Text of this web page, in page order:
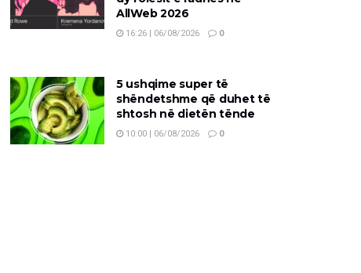
AllWeb 2026
16:26 | 06/08/2026 0
5 ushqime super të
shëndetshme që duhet të
shtosh në dietën tënde
10:00 | 06/08/2026 0